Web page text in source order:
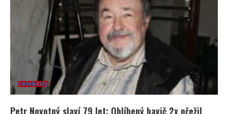
Celebrity
Petr Novotný slaví 79 let: Oblíbený bavič 2x přežil